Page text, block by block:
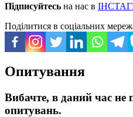
Підписуйтесь на нас в
Поділитися в соціальних
Опитування
Вибачте, в даний час не
опитувань.